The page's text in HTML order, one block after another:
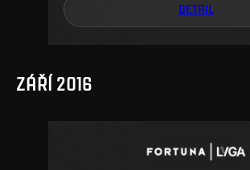
DETAIL
ZÁŘÍ 2016